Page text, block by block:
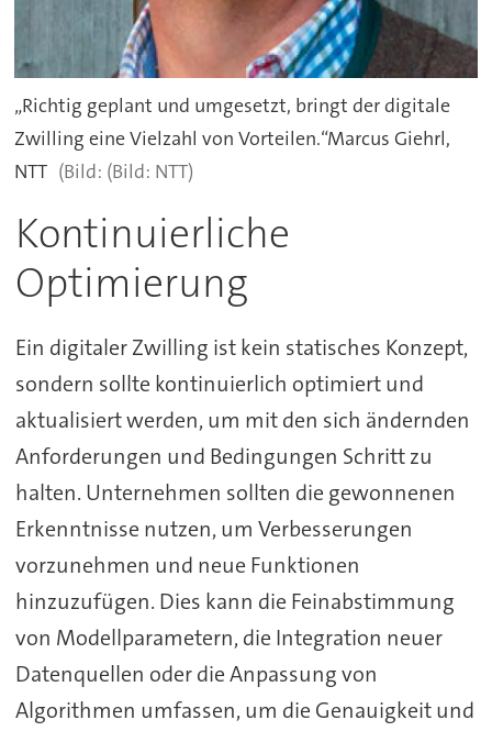
„Richtig geplant und umgesetzt, bringt der digitale
Zwilling eine Vielzahl von Vorteilen.“Marcus Giehrl,
NTT
(Bild: NTT)
Kontinuierliche
Optimierung
Ein digitaler Zwilling ist kein statisches Konzept,
sondern sollte kontinuierlich optimiert und
aktualisiert werden, um mit den sich ändernden
Anforderungen und Bedingungen Schritt zu
halten. Unternehmen sollten die gewonnenen
Erkenntnisse nutzen, um Verbesserungen
vorzunehmen und neue Funktionen
hinzuzufügen. Dies kann die Feinabstimmung
von Modellparametern, die Integration neuer
Datenquellen oder die Anpassung von
Algorithmen umfassen, um die Genauigkeit und